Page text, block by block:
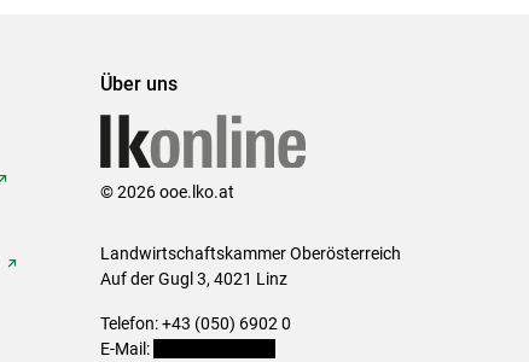
Über uns
© 2026 ooe.lko.at
Landwirtschaftskammer Oberösterreich
Auf der Gugl 3, 4021 Linz
Telefon: +43 (050) 6902 0
E-Mail: